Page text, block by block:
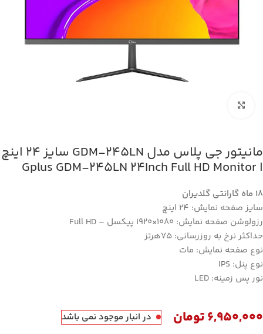
مانیتور جی پلاس مدل GDM-245LN سایز 24 اینچ
ا Gplus GDM-245LN 24Inch Full HD Monitor
18 ماه گارانتی گلدیران
سایز صفحه نمایش: 24 اینچ
رزولوشن صفحه نمایش: 1080×1920 پیکسل – Full HD
حداکثر نرخ به روزرسانی: 75هرتز
نوع صفحه نمایش: مات
نوع پنل: IPS
نور پس‌ زمینه: LED
6,950,000تومان در انبار موجود نمی باشد